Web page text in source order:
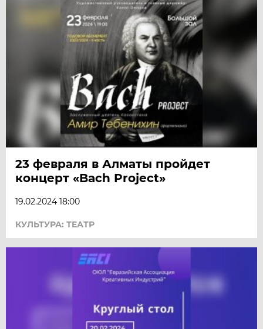
23 февраля в Алматы пройдет
концерт «Bach Project»
19.02.2024 18:00
КУЛЬТУРА: ТЕАТР